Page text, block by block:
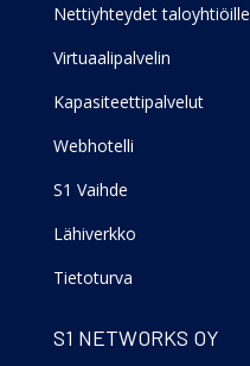
Nettiyhteydet taloyhtiöille
Virtuaalipalvelin
Kapasiteettipalvelut
Webhotelli
S1 Vaihde
Lähiverkko
Tietoturva
S1 NETWORKS OY